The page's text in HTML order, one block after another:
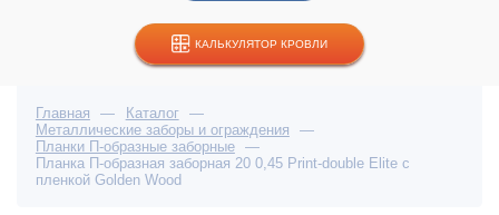
КАЛЬКУЛЯТОР КРОВЛИ
Главная — Каталог
—
Металлические заборы и ограждения
—
Планки П-образные заборные
—
Планка П-образная заборная 20 0,45 Print-double Elite с
пленкой Golden Wood